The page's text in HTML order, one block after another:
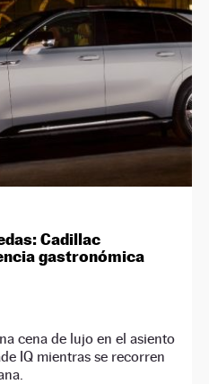
Cadillac
gastronómica
cena de lujo en el asiento
IQ mientras se recorren